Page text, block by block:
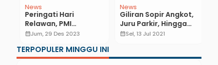
News
Peringati Hari
Relawan, PMI
Kebumen Gelar
calendar_monthJum, 29 Des 2023
News
Giliran Sopir Angkot,
Juru Parkir, Hingga
Tukang Cukur di
calendar_monthSel, 13 Jul 2021
TERPOPULER MINGGU INI